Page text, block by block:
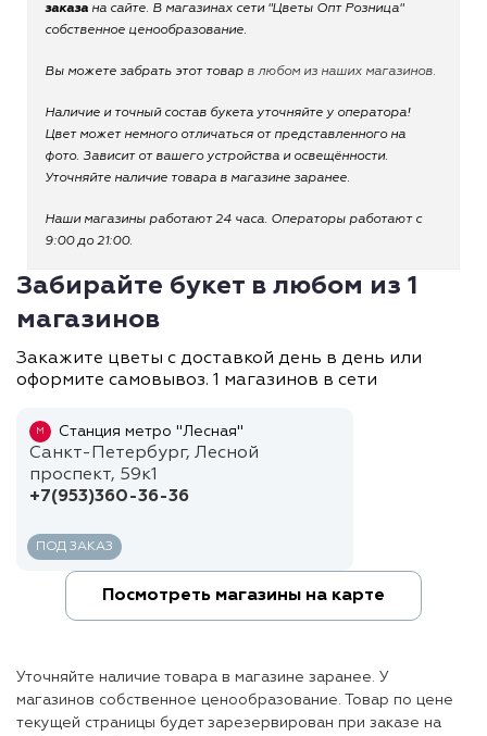
заказа на сайте. В магазинах сети "Цветы Опт Розница"
собственное ценообразование.
Вы можете забрать этот товар в любом из наших магазинов.
Наличие и точный состав букета уточняйте у оператора!
Цвет может немного отличаться от представленного на
фото. Зависит от вашего устройства и освещённости.
Уточняйте наличие товара в магазине заранее.
Наши магазины работают 24 часа. Операторы работают с
9:00 до 21:00.
Забирайте букет в любом из 1
магазинов
Закажите цветы с доставкой день в день или
оформите самовывоз. 1 магазинов в сети
М Станция метро "Лесная"
Санкт-Петербург, Лесной
проспект, 59к1
+7(953)360-36-36
ПОД ЗАКАЗ
Посмотреть магазины на карте
Уточняйте наличие товара в магазине заранее. У
магазинов собственное ценообразование. Товар по цене
текущей страницы будет зарезервирован при заказе на